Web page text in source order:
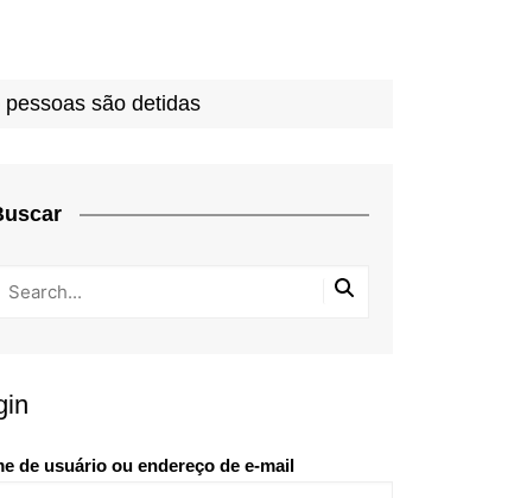
são detidas
de usuário ou endereço de e-mail